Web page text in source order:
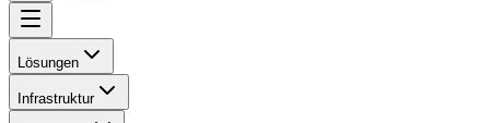
Lösungen
Infrastruktur